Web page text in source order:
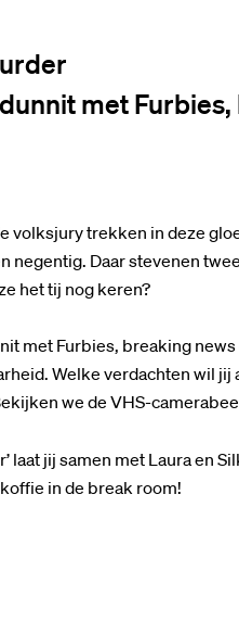
met
volksjury trekken in deze
negentig. Daar stevenen
het tij nog keren?
met Furbies, breaking
Welke verdachten wil
we de VHS-
laat jij samen met Laura en
in de break room!